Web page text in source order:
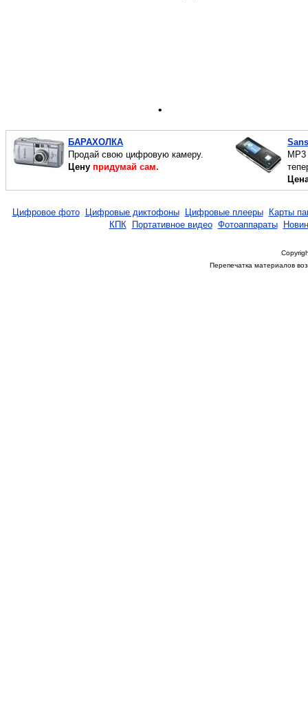
.
БАРАХОЛКА
Продай свою цифровую камеру.
Цену придумай сам.
МР3
Цифровое фото Цифровые диктофоны Цифровые плееры
Карты
КПК
Портативное видео Фотоаппараты
Перепечатка материалов